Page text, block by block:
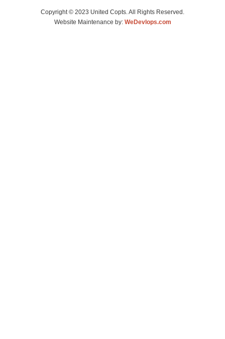
Copyright © 2023 United Copts. All Rights Reserved.
Website Maintenance by: WeDevlops.com